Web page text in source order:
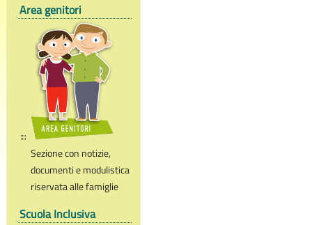
Area genitori
Sezione con notizie,
documenti e modulistica
riservata alle famiglie
Scuola Inclusiva